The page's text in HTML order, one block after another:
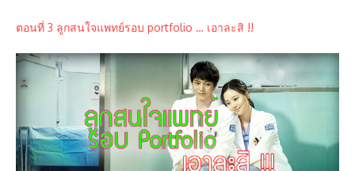
ตอนที่ 3 ลูกสนใจแพทย์รอบ portfolio … เอาละสิ !!